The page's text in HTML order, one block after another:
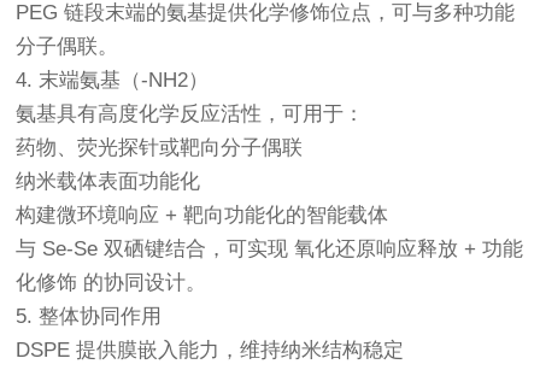
PEG 链段末端的氨基提供化学修饰位点，可与多种功能
分子偶联。
4. 末端氨基（-NH2）
氨基具有高度化学反应活性，可用于：
药物、荧光探针或靶向分子偶联
纳米载体表面功能化
构建微环境响应 + 靶向功能化的智能载体
与 Se-Se 双硒键结合，可实现 氧化还原响应释放 + 功能
化修饰 的协同设计。
5. 整体协同作用
DSPE 提供膜嵌入能力，维持纳米结构稳定